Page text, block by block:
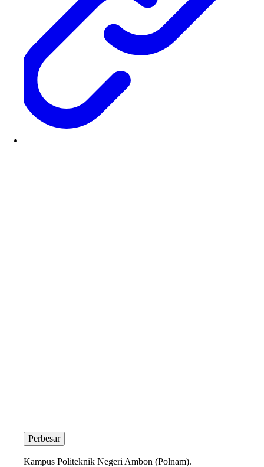
Perbesar
Kampus Politeknik Negeri Ambon (Polnam).